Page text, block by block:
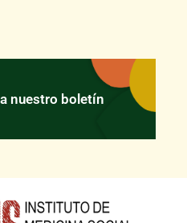
nuestro boletín